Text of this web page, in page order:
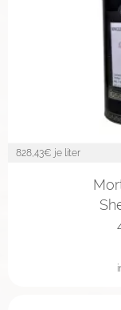
828,43€ je liter